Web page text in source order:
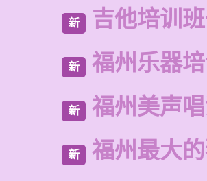
新 吉他培训
新 福州乐器
新 福州美声
新 福州最大